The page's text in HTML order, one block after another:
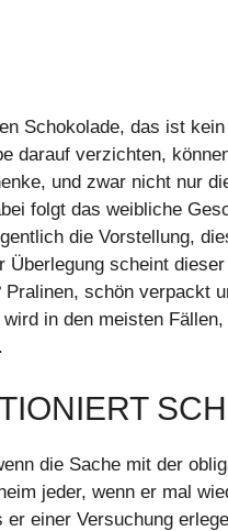
Schokolade, das ist
darauf verzichten,
und zwar nicht nur
folgt das weibliche
die Vorstellung,
Überlegung scheint
Pralinen, schön verpackt
in den meisten
die Sache mit der
jeder, wenn er mal
er einer Versuchung